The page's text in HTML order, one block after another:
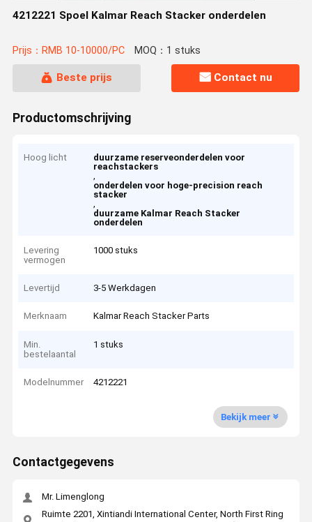
4212221 Spoel Kalmar Reach Stacker onderdelen
Prijs：RMB 10-10000/PC MOQ：1 stuks
Beste prijs Contact nu
Productomschrijving
Hoog licht
duurzame reserveonderdelen voor
reachstackers
,
onderdelen voor hoge-precision reach
stacker
,
duurzame Kalmar Reach Stacker
onderdelen
Levering
vermogen
1000 stuks
Levertijd 3-5 Werkdagen
Merknaam Kalmar Reach Stacker Parts
Min.
bestelaantal
1 stuks
Modelnummer 4212221
Bekijk meer
Contactgegevens
Mr. Limenglong
Ruimte 2201, Xintiandi International Center, North First Ring